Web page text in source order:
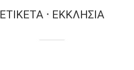
ΕΤΙΚΕΤΑ ΕΚΚΛΗΣΙΑ